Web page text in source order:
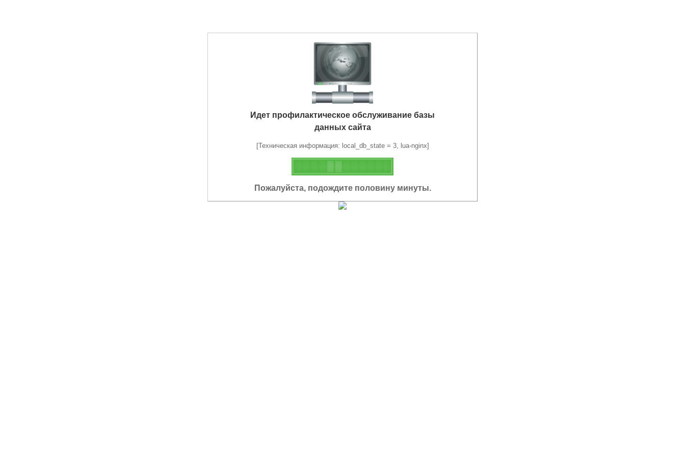
Идет профилактическое обслуживание базы
данных сайта
[Техническая информация: local_db_state = 3, lua-nginx]
Пожалуйста, подождите половину минуты.